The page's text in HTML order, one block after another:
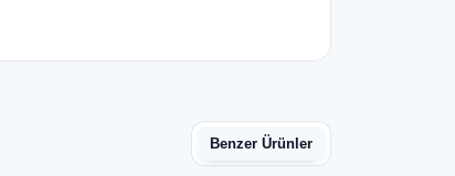
Benzer Ürünler